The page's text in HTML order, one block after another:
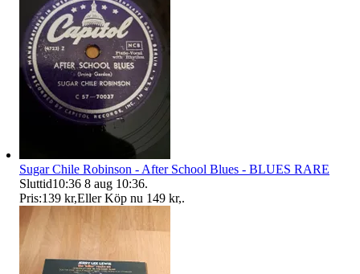
Sugar Chile Robinson - After School Blues - BLUES RARE
Sluttid10:36 8 aug 10:36.
Pris:139 kr,Eller Köp nu 149 kr,.